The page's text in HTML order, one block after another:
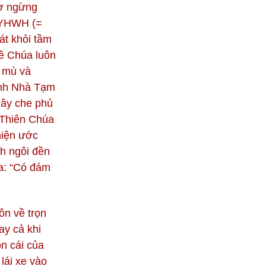
ngừng
(=
khỏi tầm
Chúa luôn
và
Nhà Tạm
che phủ
Chúa
ước
ngôi đền
“Có đám
về trọn
cả khi
cái của
xe vào